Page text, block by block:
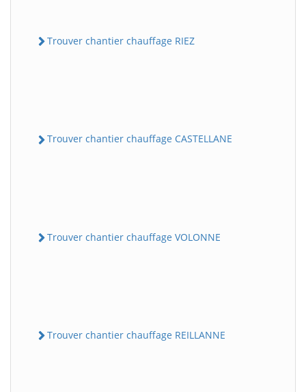
Trouver chantier chauffage RIEZ
Trouver chantier chauffage CASTELLANE
Trouver chantier chauffage VOLONNE
Trouver chantier chauffage REILLANNE